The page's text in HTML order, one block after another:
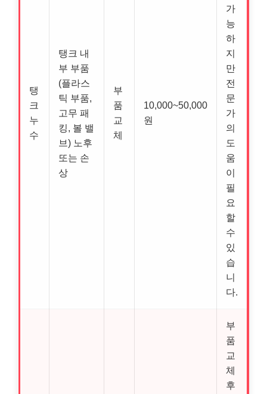
탱
크
누
수
탱크 내
부 부품
(플라스
틱 부품,
고무 패
킹, 볼 밸
브) 노후
또는 손
상
부
품
교
체
10,000~50,000
원
가
능
하
지
만
전
문
가
의
도
움
이
필
요
할
수
있
습
니
다.
부
품
교
체
후